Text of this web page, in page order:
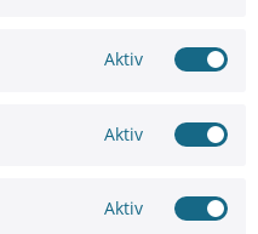
Aktiv
Aktiv
Aktiv